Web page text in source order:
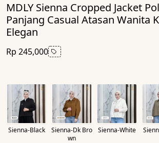
MDLY Sienna Cropped Jacket
Panjang Casual Atasan Wanita
Elegan
Rp 245,000
Sienna-Black
Sienna-Dk Bro
wn
Sienna-White